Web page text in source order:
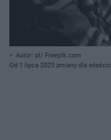
Autor: pl/ Freepik.com
Od 1 lipca 2023 zmiany dla